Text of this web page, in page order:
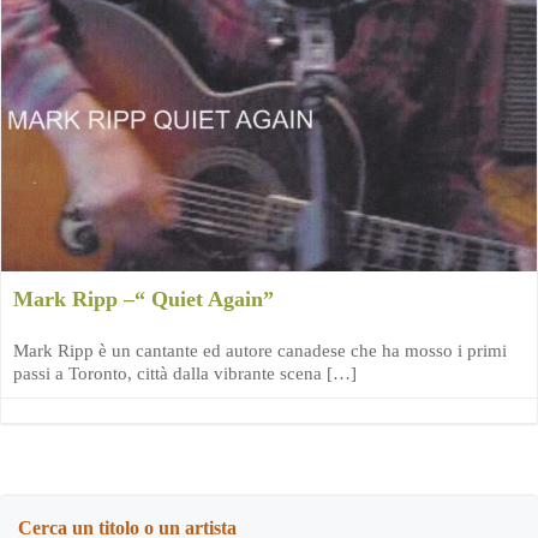
Mark Ripp –“ Quiet Again”
Mark Ripp è un cantante ed autore canadese che ha mosso i primi
passi a Toronto, città dalla vibrante scena […]
Cerca un titolo o un artista